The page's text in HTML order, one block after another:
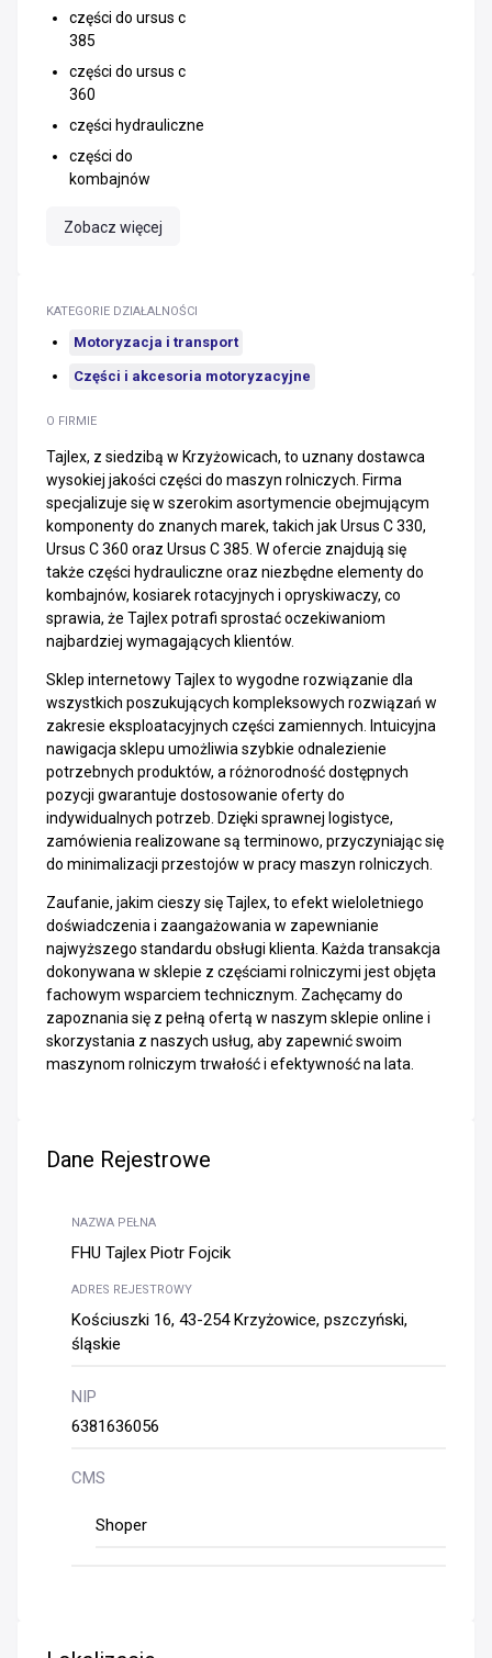
części do ursus c
385
części do ursus c
360
części hydrauliczne
części do
kombajnów
Zobacz więcej
O FIRMIE
Tajlex, z siedzibą w Krzyżowicach, to uznany dostawca
wysokiej jakości części do maszyn rolniczych. Firma
specjalizuje się w szerokim asortymencie obejmującym
komponenty do znanych marek, takich jak Ursus C 330,
Ursus C 360 oraz Ursus C 385. W ofercie znajdują się
także części hydrauliczne oraz niezbędne elementy do
kombajnów, kosiarek rotacyjnych i opryskiwaczy, co
sprawia, że Tajlex potrafi sprostać oczekiwaniom
najbardziej wymagających klientów.
Sklep internetowy Tajlex to wygodne rozwiązanie dla
wszystkich poszukujących kompleksowych rozwiązań w
zakresie eksploatacyjnych części zamiennych. Intuicyjna
nawigacja sklepu umożliwia szybkie odnalezienie
potrzebnych produktów, a różnorodność dostępnych
pozycji gwarantuje dostosowanie oferty do
indywidualnych potrzeb. Dzięki sprawnej logistyce,
zamówienia realizowane są terminowo, przyczyniając się
do minimalizacji przestojów w pracy maszyn rolniczych.
Zaufanie, jakim cieszy się Tajlex, to efekt wieloletniego
doświadczenia i zaangażowania w zapewnianie
najwyższego standardu obsługi klienta. Każda transakcja
dokonywana w sklepie z częściami rolniczymi jest objęta
fachowym wsparciem technicznym. Zachęcamy do
zapoznania się z pełną ofertą w naszym sklepie online i
skorzystania z naszych usług, aby zapewnić swoim
maszynom rolniczym trwałość i efektywność na lata.
KATEGORIE DZIAŁALNOŚCI
Motoryzacja i transport
Części i akcesoria motoryzacyjne
Dane Rejestrowe
NAZWA PEŁNA
FHU Tajlex Piotr Fojcik
ADRES REJESTROWY
Kościuszki 16, 43-254 Krzyżowice, pszczyński,
śląskie
NIP
6381636056
CMS
Shoper